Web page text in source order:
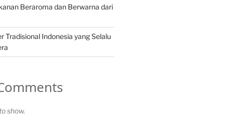
Beraroma dan Berwarna dari
Tradisional Indonesia yang Selalu
show.